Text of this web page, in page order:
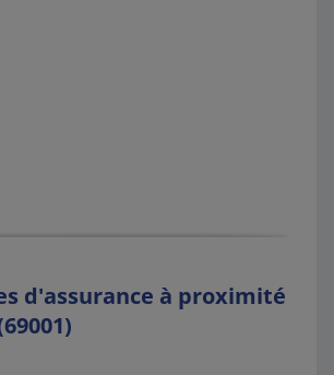
d'assurance à proximité